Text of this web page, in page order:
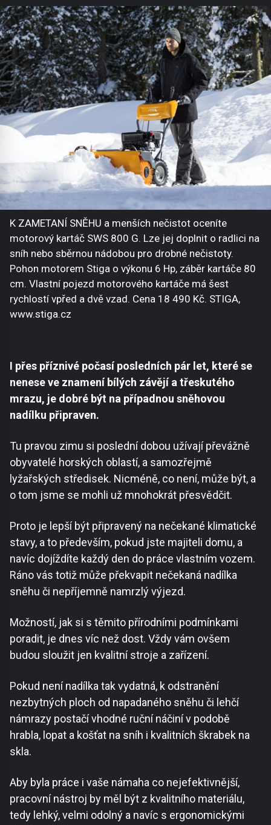
K ZAMETANÍ SNĚHU a menších nečistot oceníte
motorový kartáč SWS 800 G. Lze jej doplnit o radlici na
sníh nebo sběrnou nádobou pro drobné nečistoty.
Pohon motorem Stiga o výkonu 6 Hp, záběr kartáče 80
cm. Vlastní pojezd motorového kartáče má šest
rychlostí vpřed a dvě vzad. Cena 18 490 Kč. STIGA,
www.stiga.cz
I přes příznivé počasí posledních pár let, které se
nenese ve znamení bílých závějí a třeskutého
mrazu, je dobré být na případnou sněhovou
nadílku připraven.
Tu pravou zimu si poslední dobou užívají převážně
obyvatelé horských oblastí, a samozřejmě
lyžařských středisek. Nicméně, co není, může být, a
o tom jsme se mohli už mnohokrát přesvědčit.
Proto je lepší být připravený na nečekané klimatické
stavy, a to především, pokud jste majiteli domu, a
navíc dojíždíte každý den do práce vlastním vozem.
Ráno vás totiž může překvapit nečekaná nadílka
sněhu či nepříjemně namrzlý výjezd.
Možností, jak si s těmito přírodními podmínkami
poradit, je dnes víc než dost. Vždy vám ovšem
budou sloužit jen kvalitní stroje a zařízení.
Pokud není nadílka tak vydatná, k odstranění
nezbytných ploch od napadaného sněhu či lehčí
námrazy postačí vhodné ruční náčiní v podobě
hrabla, lopat a košťat na sníh i kvalitních škrabek na
skla.
Aby byla práce i vaše námaha co nejefektivnější,
pracovní nástroj by měl být z kvalitního materiálu,
tedy lehký, velmi odolný a navíc s ergonomickými